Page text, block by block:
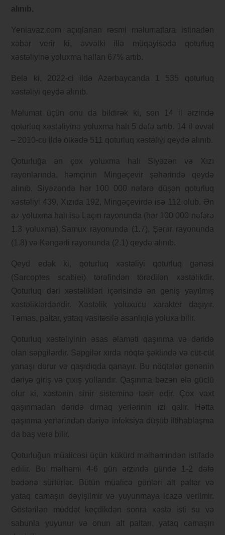
alınıb.
Yeniavaz.com açıqlanan rəsmi məlumatlara istinadən
xəbər verir ki, əvvəlki illə müqayisədə qoturluq
xəstəliyinə yoluxma halları 67% artıb.
Belə ki, 2022-ci ildə Azərbaycanda 1 535 qoturluq
xəstəliyi qeydə alınıb.
Məlumat üçün onu da bildirək ki, son 14 il ərzində
qoturluq xəstəliyinə yoluxma halı 5 dəfə artıb. 14 il əvvəl
– 2010-cu ildə ölkədə 511 qoturluq xəstəliyi qeydə alınıb.
Qoturluğa ən çox yoluxma halı Siyəzən və Xızı
rayonlarında, həmçinin Mingəçevir şəhərində qeydə
alınıb. Siyəzəndə hər 100 000 nəfərə düşən qoturluq
xəstəliyi 439, Xızıda 192, Mingəçevirdə isə 112 olub. Ən
az yoluxma halı isə Laçın rayonunda (hər 100 000 nəfərə
1.3 yoluxma) Samux rayonunda (1.7), Şərur rayonunda
(1.8) və Kəngərli rayonunda (2.1) qeydə alınıb.
Qeyd edək ki, qoturluq xəstəliyi qoturluq gənəsi
(Sarcoptes scabiei) tərəfindən törədilən xəstəlikdir.
Qoturluq dəri xəstəlikləri içərisində ən geniş yayılmış
xəstəliklərdəndir. Xəstəlik yoluxucu xarakter daşıyır.
Təmas, paltar, yataq vasitəsilə asanlıqla yoluxa bilir.
Qoturluq xəstəliyinin əsas əlaməti qaşınma və dəridə
olan səpgilərdir. Səpgilər xırda nöqtə şəklində və cüt-cüt
yanaşı durur və qaşıdıqda qanayır. Bu nöqtələr gənənin
dəriyə giriş və çıxış yollarıdır. Qaşınma bəzən elə güclü
olur ki, xəstənin sinir sisteminə təsir edir. Çox vaxt
qaşınmadan dəridə dırnaq yerlərinin izi qalır. Hətta
qaşınma yerlərindən dəriyə infeksiya düşüb iltihablaşma
da baş verə bilir.
Qoturluğun müalicəsi üçün kükürd məlhəmindən istifadə
edilir. Bu məlhəmi 4-6 gün ərzində gündə 1-2 dəfə
bədənə sürtürlər. Bütün müalicə günləri alt paltar və
yataq camaşırı dəyişilmir və yuyunmaya icazə verilmir.
Göstərilən müddət keçdikdən sonra xəstə isti su və
sabunla yuyunur və onun alt paltarı, yataq camaşırı